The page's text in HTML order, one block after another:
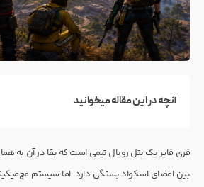
آنچه در این مقاله میخوانید
فری فایر یک بتل رویال تیمی است که بقا در آن به